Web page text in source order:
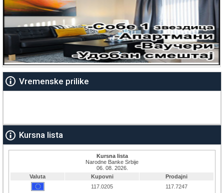
Vremenske prilike
Kursna lista